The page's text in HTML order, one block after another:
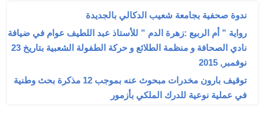
ندوة صحفية بجامعة شعيب الدكالي بالجديدة
رواية ” أم الربيع :زهرة الدم ” للأستاذ عبد اللطيف عوام في ضيافة
نادي الصحافة و منظمة الطلائع و حركة الطفولة الشعبية بتاريخ 23
نوفمبر, 2015
توقيف بارون مخدرات مبحوث عنه بموجب 12 مذكرة بحث وطنية
في عملية نوعية للدرك الملكي بأزمور